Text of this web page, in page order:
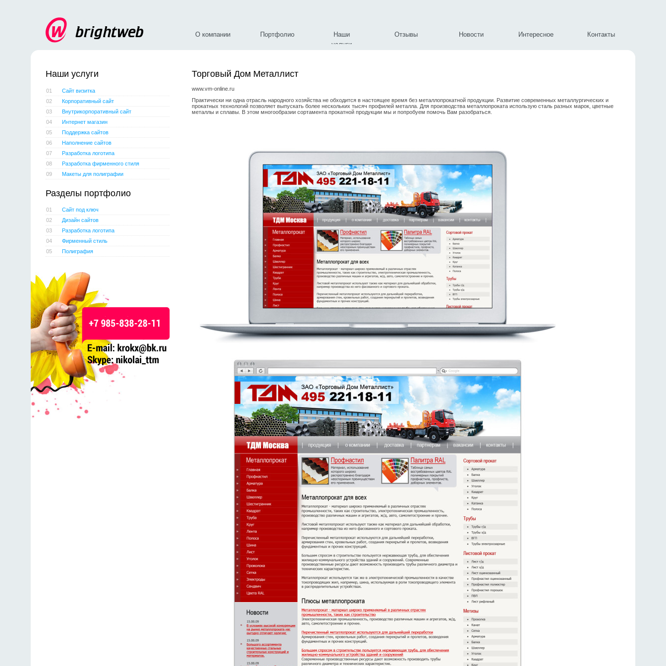
О компании Портфолио
Наши
услуги
Отзывы Новости Интересное Контакты
Торговый Дом Металлист
www.vm-online.ru
Практически ни одна отрасль народного хозяйства не обходится в настоящее время без металлопрокатной продукции. Развитие современных металлургических и
прокатных технологий позволяет выпускать более нескольких тысяч профилей металла. Для производства металлопроката использую сталь разных марок, цветные
металлы и сплавы. В этом многообразии сортамента прокатной продукции мы и попробуем помочь Вам разобраться.
Наши услуги
01
Сайт визитка
02
Корпоративный сайт
03
Внутрикорпоративный сайт
04
Интернет магазин
05
Поддержка сайтов
06
Наполнение сайтов
07
Разработка логотипа
08
Разработка фирменного стиля
09
Макеты для полиграфии
Разделы портфолио
01
Сайт под ключ
02
Дизайн сайтов
03
Разработка логотипа
04
Фирменный стиль
05
Полиграфия